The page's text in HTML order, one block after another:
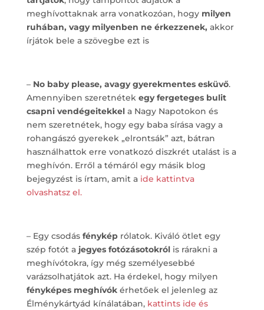
meghívottaknak arra vonatkozóan, hogy milyen
ruhában, vagy milyenben ne érkezzenek, akkor
írjátok bele a szövegbe ezt is
–No baby please, avagy gyerekmentes esküvő.
Amennyiben szeretnétek egy fergeteges bulit
csapni vendégeitekkela Nagy Napotokon és
nem szeretnétek, hogy egy baba sírása vagy a
rohangászó gyerekek „elrontsák” azt, bátran
használhattok erre vonatkozó diszkrét utalást is a
meghívón. Erről a témáról egy másik blog
bejegyzést is írtam, amit aide kattintva
olvashatsz el.
– Egy csodás fényképrólatok. Kiváló ötlet egy
szép fotót a jegyes fotózásotokrólis rárakni a
meghívótokra, így még személyesebbé
varázsolhatjátok azt. Ha érdekel, hogy milyen
fényképes meghívókérhetőek el jelenleg az
Élménykártyád kínálatában, kattints ide és